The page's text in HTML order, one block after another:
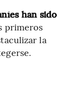
han sido
primeros
la